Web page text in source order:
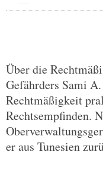
Über die
Gefährders Sami
Rechtmäßigkeit
Rechtsempfinden.
er aus Tunesien